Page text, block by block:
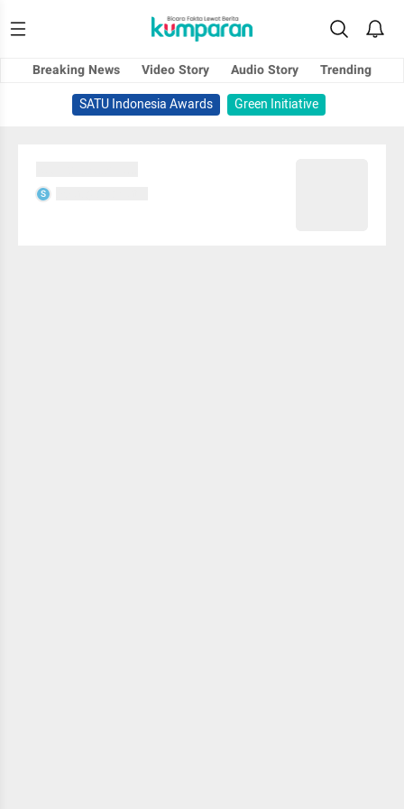
Breaking News Video Story Audio Story
Trending
SATU Indonesia Awards
Green Initiative
S